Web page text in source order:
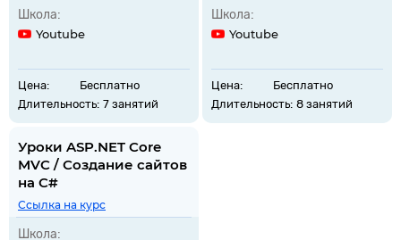
Школа:
Youtube
Цена:
Бесплатно
Длительность: 7 занятий
Школа:
Youtube
Цена:
Бесплатно
Длительность: 8 занятий
Уроки ASP.NET Core
MVC / Создание сайтов
на C#
Ссылка на курс
Школа: